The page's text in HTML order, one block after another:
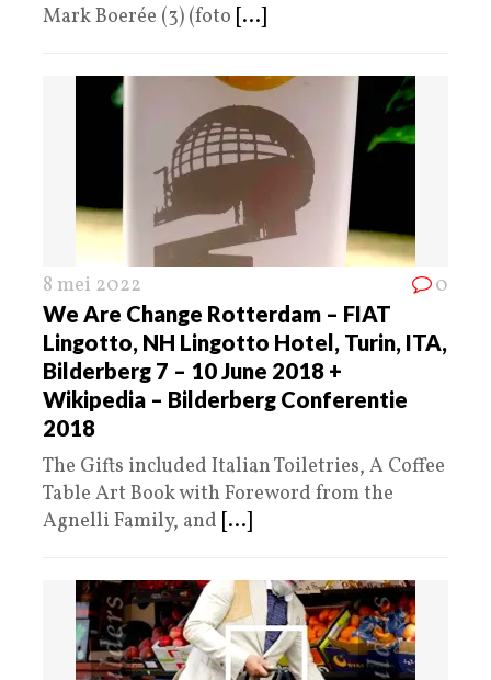
Mark Boerée (3) (foto [...]
8 mei 2022 0
We Are Change Rotterdam – FIAT
Lingotto, NH Lingotto Hotel, Turin, ITA,
Bilderberg 7 – 10 June 2018 +
Wikipedia – Bilderberg Conferentie
2018
The Gifts included Italian Toiletries, A Coffee
Table Art Book with Foreword from the
Agnelli Family, and [...]